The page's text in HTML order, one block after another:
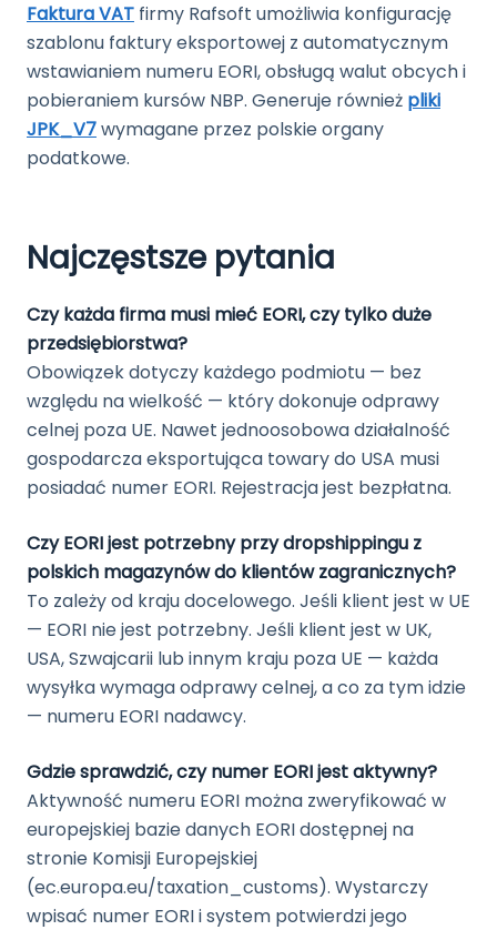
Faktura VAT firmy Rafsoft umożliwia konfigurację
szablonu faktury eksportowej z automatycznym
wstawianiem numeru EORI, obsługą walut obcych i
pobieraniem kursów NBP. Generuje również pliki
JPK_V7wymagane przez polskie organy
podatkowe.
Najczęstsze pytania
Czy każda firma musi mieć EORI, czy tylko duże
przedsiębiorstwa?
Obowiązek dotyczy każdego podmiotu — bez
względu na wielkość — który dokonuje odprawy
celnej poza UE. Nawet jednoosobowa działalność
gospodarcza eksportująca towary do USA musi
posiadać numer EORI. Rejestracja jest bezpłatna.
Czy EORI jest potrzebny przy dropshippingu z
polskich magazynów do klientów zagranicznych?
To zależy od kraju docelowego. Jeśli klient jest w UE
— EORI nie jest potrzebny. Jeśli klient jest w UK,
USA, Szwajcarii lub innym kraju poza UE — każda
wysyłka wymaga odprawy celnej, a co za tym idzie
— numeru EORI nadawcy.
Gdzie sprawdzić, czy numer EORI jest aktywny?
Aktywność numeru EORI można zweryfikować w
europejskiej bazie danych EORI dostępnej na
stronie Komisji Europejskiej
(ec.europa.eu/taxation_customs). Wystarczy
wpisać numer EORI i system potwierdzi jego